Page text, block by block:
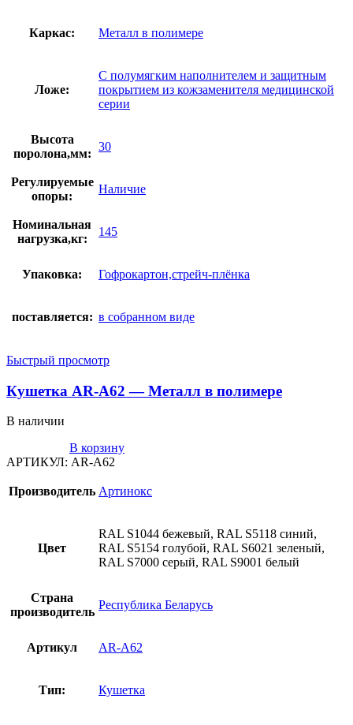
Каркас: Металл в полимере
Ложе:
С полумягким наполнителем и защитным
покрытием из кожзаменителя медицинской
серии
Высота
поролона,мм:
30
Регулируемые
опоры:
Наличие
Номинальная
нагрузка,кг:
145
Упаковка: Гофрокартон,стрейч-плёнка
поставляется: в собранном виде
Быстрый просмотр
Кушетка AR-A62 — Металл в полимере
В наличии
В корзину
АРТИКУЛ: AR-A62
Производитель Артинокс
Цвет
RAL S1044 бежевый, RAL S5118 синий,
RAL S5154 голубой, RAL S6021 зеленый,
RAL S7000 серый, RAL S9001 белый
Страна
производитель
Республика Беларусь
Артикул AR-A62
Тип: Кушетка